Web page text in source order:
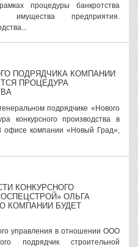
процедуры банкротства
имущества предприятия.
ПОДРЯДЧИКА КОМПАНИИ
ПРОЦЕДУРА
подрядчике «Нового
конкурсного производства в
офисе компании «Новый Град»,
КОНКУРСНОГО
ОЛЬГА
КОМПАНИИ БУДЕТ
управления в отношении ООО
подрядчик строительной